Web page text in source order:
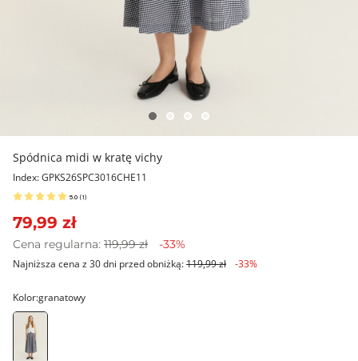
Spódnica midi w kratę vichy
Index: GPKS26SPC3016CHE11
5.0 (1 )
79,99 zł
Cena regularna: 119,99 zł -33%
Najniższa cena z 30 dni przed obniżką:119,99 zł -33%
Kolor:granatowy